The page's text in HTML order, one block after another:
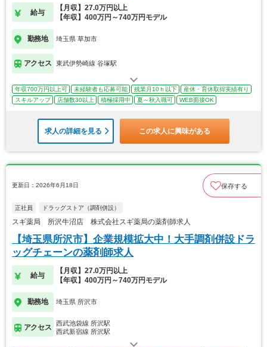
給与
【月収】27.0万円以上
【年収】400万円～740万円モデル
勤務地 埼玉県 草加市
アクセス 東武伊勢崎線 谷塚駅
年収700万円以上可 未経験者も応募可能 残業月10ｈ以下
産休・育休取得実績有り
スキルアップ
店舗数30以上 積極採用中 夏～秋入職可 WEB面接OK
求人の詳細を見る この求人に興味がある
更新日：2026年6月18日 保存する
正社員 ドラッグストア（調剤併設）
スギ薬局 所沢牛沼店 株式会社スギ薬局の薬剤師求人
【埼玉県所沢市】企業規模拡大中！大手調剤併設ドラ
ッグチェーンの薬剤師求人
給与
【月収】27.0万円以上
【年収】400万円～740万円モデル
勤務地 埼玉県 所沢市
アクセス
西武池袋線 所沢駅
西武新宿線 所沢駅